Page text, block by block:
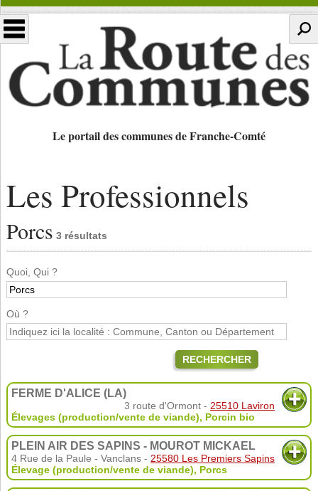
Le portail des communes de Franche-Comté
Les Professionnels
Porcs 3 résultats
Quoi, Qui ?
Où ?
RECHERCHER
FERME D'ALICE (LA)
3 route d'Ormont - 25510 Laviron
Élevages (production/vente de viande), Porcin bio
PLEIN AIR DES SAPINS - MOUROT MICKAEL
4 Rue de la Paule - Vanclans - 25580 Les Premiers Sapins
Élevage (production/vente de viande), Porcs